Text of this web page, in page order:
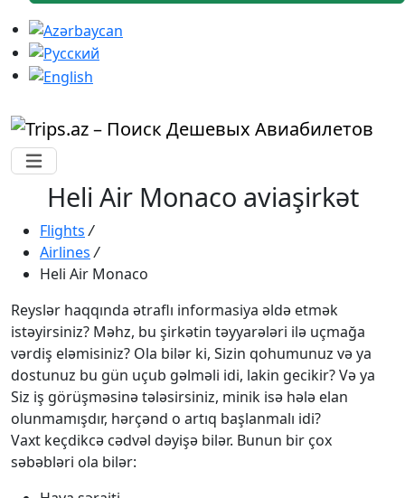
Heli Air Monaco aviaşirkət
Flights /
Airlines /
Heli Air Monaco
Reyslər haqqında ətraflı informasiya əldə etmək
istəyirsiniz? Məhz, bu şirkətin təyyarələri ilə uçmağa
vərdiş eləmisiniz? Ola bilər ki, Sizin qohumunuz və ya
dostunuz bu gün uçub gəlməli idi, lakin gecikir? Və ya
Siz iş görüşməsinə tələsirsiniz, minik isə hələ elan
olunmamışdır, hərçənd o artıq başlanmalı idi?
Vaxt keçdikcə cədvəl dəyişə bilər. Bunun bir çox
səbəbləri ola bilər: